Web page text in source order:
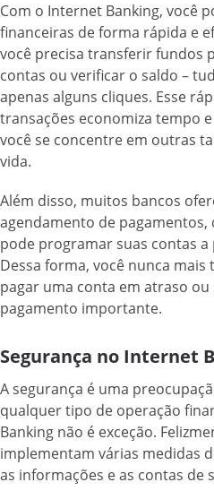
Com o Internet Banking, você
financeiras de forma rápida e
você precisa transferir fundos
contas ou verificar o saldo –
apenas alguns cliques. Esse
transações economiza tempo
você se concentre em outras
vida.
Além disso, muitos bancos
agendamento de pagamentos,
pode programar suas contas
Dessa forma, você nunca
pagar uma conta em atraso ou
pagamento importante.
Segurança no Internet
A segurança é uma
qualquer tipo de operação
Banking não é exceção.
implementam várias medidas
as informações e as contas de